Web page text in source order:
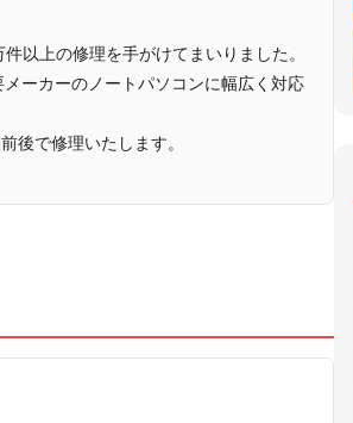
以上の修理を手がけてまいりました。
ーカーのノートパソコンに幅広く対応
後で修理いたします。